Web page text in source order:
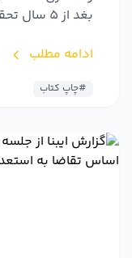
بغد از 5 سال تحقیق و بررسی
ادامه مطلب
#چاپ کتاب